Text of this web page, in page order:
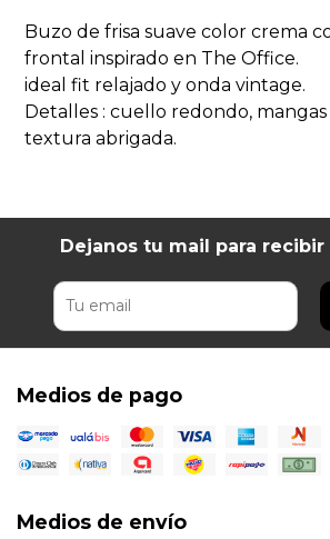
Buzo de frisa suave color crema
frontal inspirado en The Office.
ideal fit relajado y onda vintage.
Detalles : cuello redondo, mangas
textura abrigada.
Dejanos tu mail para
Medios de pago
Medios de envío